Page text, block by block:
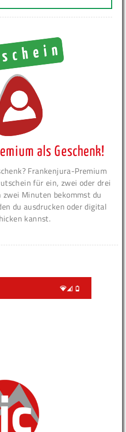
als Geschenk!
Frankenjura-Premium
für ein, zwei oder drei
zwei Minuten bekommst du
du ausdrucken oder digital
kannst.